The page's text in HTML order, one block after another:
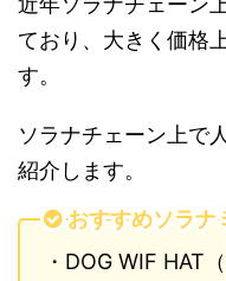
ており、大きく価格
す。
ソラナチェーン上で
紹介します。
おすすめソラナ
・DOG WIF HAT（